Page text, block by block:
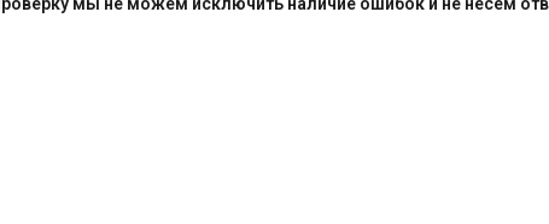
мы не можем исключить наличие ошибок и не несем